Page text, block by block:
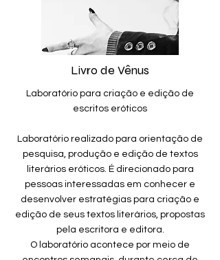
Livro de Vênus
Laboratório para criação e edição de
escritos eróticos
Laboratório realizado para orientação de
pesquisa, produção e edição de textos
literários eróticos. É direcionado para
pessoas interessadas em conhecer e
desenvolver estratégias para criação e
edição de seus textos literários, propostas
pela escritora e editora.
O laboratório acontece por meio de